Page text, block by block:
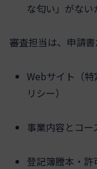
な匂い」がない
審査担当は、申請書
Webサイト（
リシー）
事業内容とコ
登記簿謄本・